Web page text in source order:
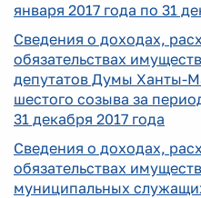
января 2017 года по 31
Сведения о доходах,
обязательствах
депутатов Думы Ханты-
шестого созыва за
31 декабря 2017 года
Сведения о доходах,
обязательствах
муниципальных